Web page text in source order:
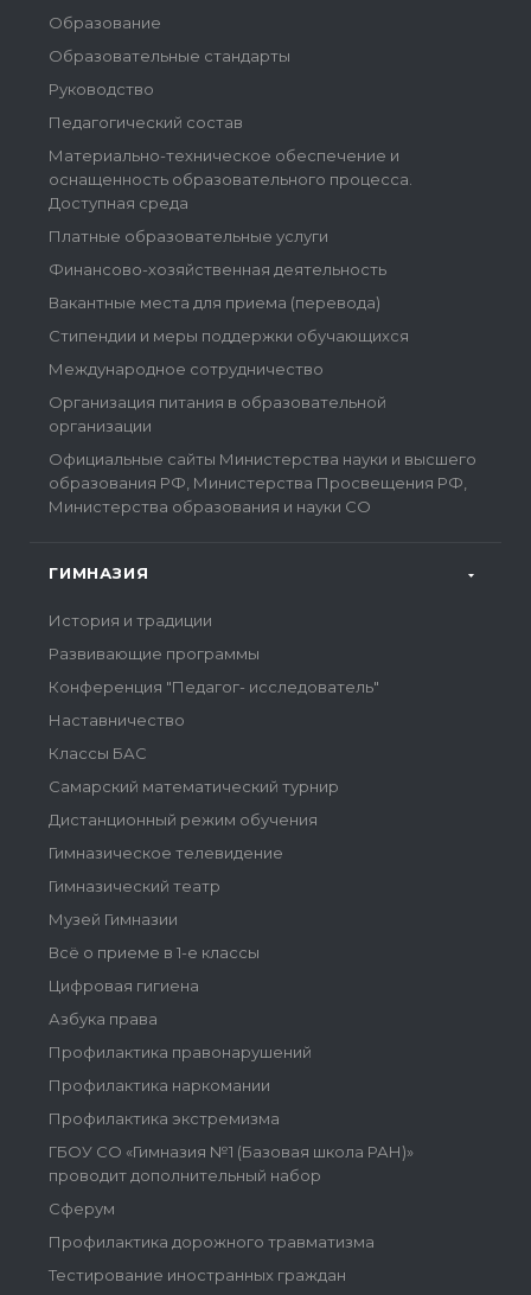
Образование
Образовательные стандарты
Руководство
Педагогический состав
Материально-техническое обеспечение и
оснащенность образовательного процесса.
Доступная среда
Платные образовательные услуги
Финансово-хозяйственная деятельность
Вакантные места для приема (перевода)
Стипендии и меры поддержки обучающихся
Международное сотрудничество
Организация питания в образовательной
организации
Официальные сайты Министерства науки и высшего
образования РФ, Министерства Просвещения РФ,
Министерства образования и науки СО
ГИМНАЗИЯ
История и традиции
Развивающие программы
Конференция "Педагог- исследователь"
Наставничество
Классы БАС
Самарский математический турнир
Дистанционный режим обучения
Гимназическое телевидение
Гимназический театр
Музей Гимназии
Всё о приеме в 1-е классы
Цифровая гигиена
Азбука права
Профилактика правонарушений
Профилактика наркомании
Профилактика экстремизма
ГБОУ СО «Гимназия №1 (Базовая школа РАН)»
проводит дополнительный набор
Сферум
Профилактика дорожного травматизма
Тестирование иностранных граждан